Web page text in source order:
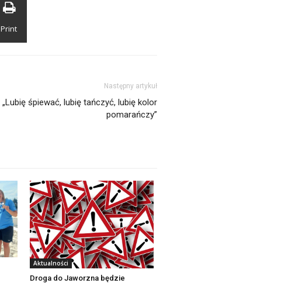
Print
Następny artykuł
„Lubię śpiewać, lubię tańczyć, lubię kolor
pomarańczy”
Aktualności
Droga do Jaworzna będzie